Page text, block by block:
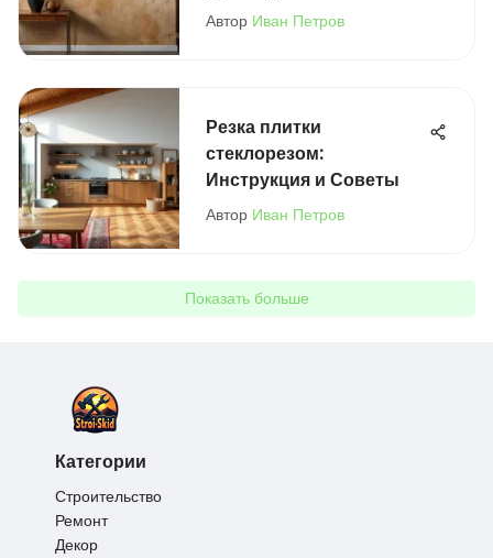
Автор Иван Петров
Резка плитки
стеклорезом:
Инструкция и Советы
Автор Иван Петров
Показать больше
Категории
Строительство
Ремонт
Декор